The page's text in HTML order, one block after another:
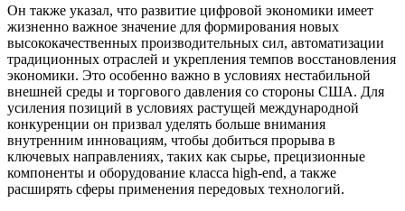
Он также указал, что развитие цифровой экономики имеет
жизненно важное значение для формирования новых
высококачественных производительных сил, автоматизации
традиционных отраслей и укрепления темпов восстановления
экономики. Это особенно важно в условиях нестабильной
внешней среды и торгового давления со стороны США. Для
усиления позиций в условиях растущей международной
конкуренции он призвал уделять больше внимания
внутренним инновациям, чтобы добиться прорыва в
ключевых направлениях, таких как сырье, прецизионные
компоненты и оборудование класса high-end, а также
расширять сферы применения передовых технологий.